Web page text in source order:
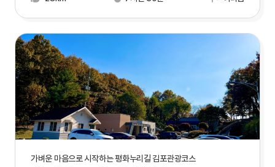
가벼운 마음으로 시작하는 평화누리길 김포관광코스